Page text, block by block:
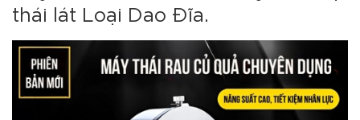
thái lát Loại Dao Đĩa.